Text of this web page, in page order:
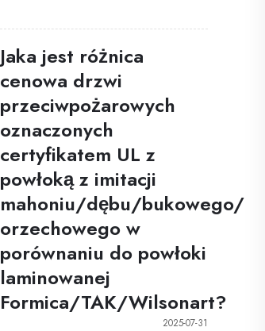
Jaka jest różnica
cenowa drzwi
przeciwpożarowych
oznaczonych
certyfikatem UL z
powłoką z imitacji
mahoniu/dębu/bukowego/
orzechowego w
porównaniu do powłoki
laminowanej
Formica/TAK/Wilsonart?
2025-07-31